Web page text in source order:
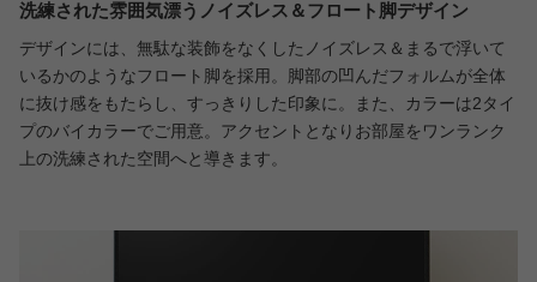
洗練された雰囲気漂うノイズレス＆フロート脚デザイン
デザインには、無駄な装飾をなくしたノイズレス＆まるで浮いて
いるかのようなフロート脚を採用。脚部の凹んだフォルムが全体
に抜け感をもたらし、すっきりした印象に。また、カラーは2タイ
プのバイカラーでご用意。アクセントとなりお部屋をワンランク
上の洗練された空間へと導きます。